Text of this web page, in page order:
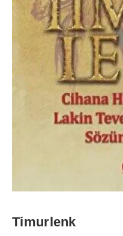
Timurlenk